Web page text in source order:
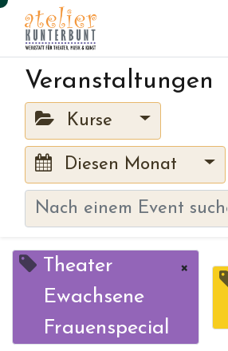
Veranstaltungen
Kurse
Diesen Monat
Theater
Ewachsene
Frauenspecial
×